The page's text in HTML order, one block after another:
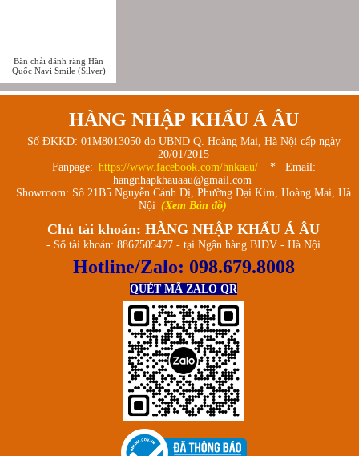
Bàn chải đánh răng Hàn
Quốc Navi Smile (Silver)
HÀNG NHẬP KHẨU Á ÂU
Số ĐKKD: 01M8013050 do UBND Q. Hoàng Mai, Hà Nội cấp ngày
20/01/2015
Fanpage: https://www.facebook.com/hnkaau/
* Email:
hangnhapkhauaau@gmail.com
Showroom: Số 21B5 Nguyễn Cảnh Dị, Phường Đại Kim, Hoàng Mai, Hà
Nội (Xem Bản đồ)
Chủ tài khoản: HÀNG NHẬP KHẨU Á ÂU
- Số tài khoản: 8867505477 - tại Ngân hàng BIDV - Hà Nội
Hotline/Zalo: 098.679.8008
QUÉT MÃ ZALO QR